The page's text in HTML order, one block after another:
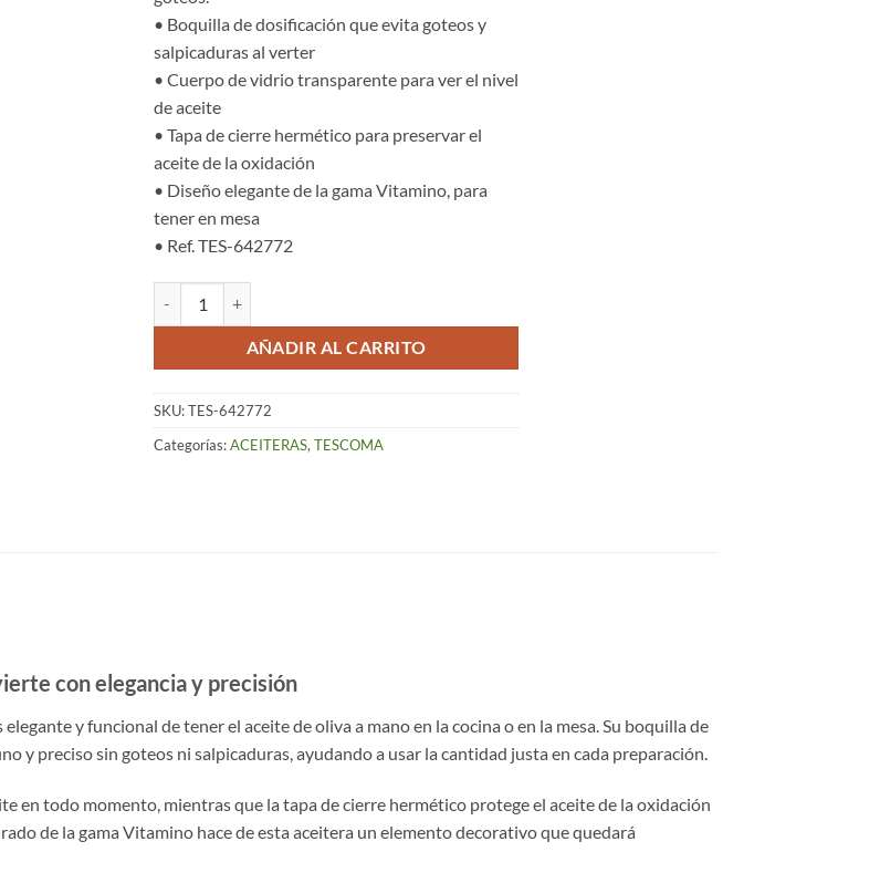
• Boquilla de dosificación que evita goteos y
salpicaduras al verter
• Cuerpo de vidrio transparente para ver el nivel
de aceite
• Tapa de cierre hermético para preservar el
aceite de la oxidación
• Diseño elegante de la gama Vitamino, para
tener en mesa
• Ref. TES-642772
AÑADIR AL CARRITO
SKU:TES-642772
Categorías:ACEITERAS, TESCOMA
con elegancia y precisión
y funcional de tener el aceite de oliva a mano en la cocina o en la mesa. Su boquilla de
y preciso sin goteos ni salpicaduras, ayudando a usar la cantidad justa en cada preparación.
en todo momento, mientras que la tapa de cierre hermético protege el aceite de la oxidación
de la gama Vitamino hace de esta aceitera un elemento decorativo que quedará